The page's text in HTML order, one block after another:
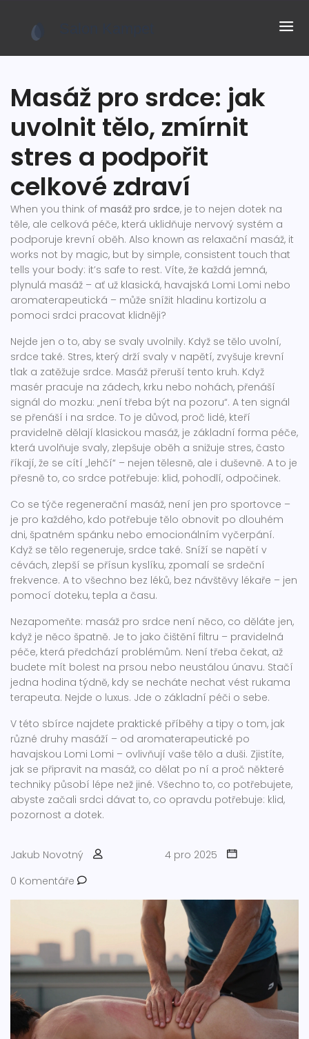
Masáž pro srdce: jak
uvolnit tělo, zmírnit
stres a podpořit
celkové zdraví
When you think of masáž pro srdce, je to nejen dotek na
těle, ale celková péče, která uklidňuje nervový systém a
podporuje krevní oběh. Also known as relaxační masáž, it
works not by magic, but by simple, consistent touch that
tells your body: it’s safe to rest. Víte, že každá jemná,
plynulá masáž – ať už klasická, havajská Lomi Lomi nebo
aromaterapeutická – může snížit hladinu kortizolu a
pomoci srdci pracovat klidněji?
Nejde jen o to, aby se svaly uvolnily. Když se tělo uvolní,
srdce také. Stres, který drží svaly v napětí, zvyšuje krevní
tlak a zatěžuje srdce. Masáž přeruší tento kruh. Když
masér pracuje na zádech, krku nebo nohách, přenáší
signál do mozku: „není třeba být na pozoru“. A ten signál
se přenáší i na srdce. To je důvod, proč lidé, kteří
pravidelně dělají klasickou masáž, je základní forma péče,
která uvolňuje svaly, zlepšuje oběh a snižuje stres, často
říkají, že se cítí „lehčí“ – nejen tělesně, ale i duševně. A to je
přesně to, co srdce potřebuje: klid, pohodlí, odpočinek.
Co se týče regenerační masáž, není jen pro sportovce –
je pro každého, kdo potřebuje tělo obnovit po dlouhém
dni, špatném spánku nebo emocionálním vyčerpání.
Když se tělo regeneruje, srdce také. Sníží se napětí v
cévách, zlepší se přísun kyslíku, zpomalí se srdeční
frekvence. A to všechno bez léků, bez návštěvy lékaře – jen
pomocí doteku, tepla a času.
Nezapomeňte: masáž pro srdce není něco, co děláte jen,
když je něco špatně. Je to jako čištění filtru – pravidelná
péče, která předchází problémům. Není třeba čekat, až
budete mít bolest na prsou nebo neustálou únavu. Stačí
jedna hodina týdně, kdy se necháte nechat vést rukama
terapeuta. Nejde o luxus. Jde o základní péči o sebe.
V této sbírce najdete praktické příběhy a tipy o tom, jak
různé druhy masáží – od aromaterapeutické po
havajskou Lomi Lomi – ovlivňují vaše tělo a duši. Zjistíte,
jak se připravit na masáž, co dělat po ní a proč některé
techniky působí lépe než jiné. Všechno to, co potřebujete,
abyste začali srdci dávat to, co opravdu potřebuje: klid,
pozornost a dotek.
Jakub Novotný
4 pro 2025
0 Komentáře